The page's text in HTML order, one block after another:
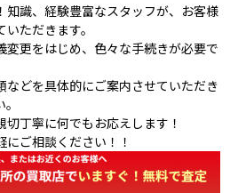
知識、経験豊富なスタッフが、お客様
ただきます。
変更をはじめ、色々な手続きが必要で
などを具体的にご案内させていただき
丁寧に何でもお応えします！
ご相談ください！！